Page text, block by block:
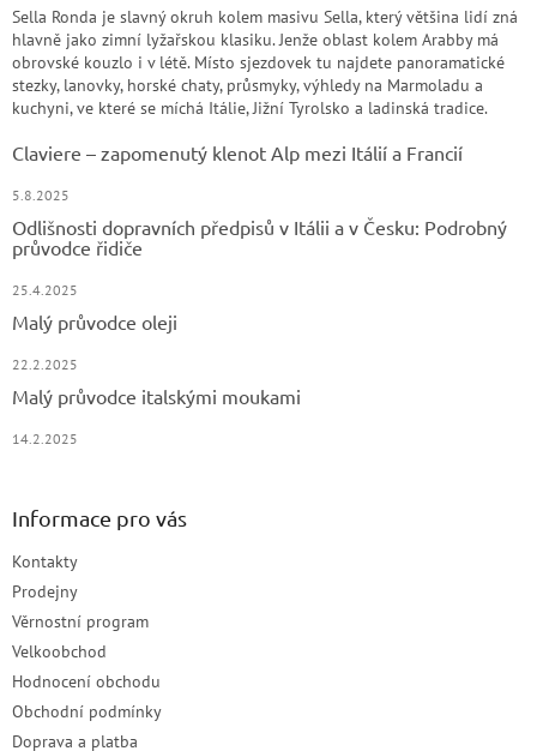
Sella Ronda je slavný okruh kolem masivu Sella, který většina lidí zná
hlavně jako zimní lyžařskou klasiku. Jenže oblast kolem Arabby má
obrovské kouzlo i v létě. Místo sjezdovek tu najdete panoramatické
stezky, lanovky, horské chaty, průsmyky, výhledy na Marmoladu a
kuchyni, ve které se míchá Itálie, Jižní Tyrolsko a ladinská tradice.
Claviere – zapomenutý klenot Alp mezi Itálií a Francií
5.8.2025
Odlišnosti dopravních předpisů v Itálii a v Česku: Podrobný
průvodce řidiče
25.4.2025
Malý průvodce oleji
22.2.2025
Malý průvodce italskými moukami
14.2.2025
Informace pro vás
Kontakty
Prodejny
Věrnostní program
Velkoobchod
Hodnocení obchodu
Obchodní podmínky
Doprava a platba